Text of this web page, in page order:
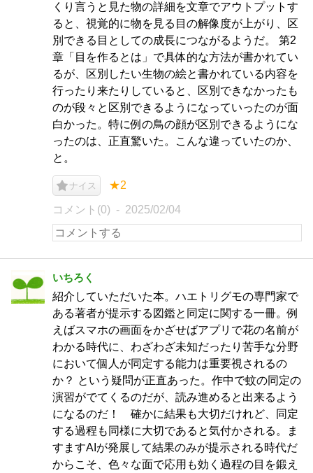
くり言うと見た物の詳細を文章でアウトプットす
ると、視覚的に物を見る目の解像度が上がり、区
別できる目としての成長につながるようだ。 第2
章「目を作るとは」で具体的な方法が書かれてい
るが、区別したい生物の絵と書かれている内容を
行ったり来たりしていると、区別できなかったも
のが段々と区別できるようになっていったのが面
白かった。特に例の鳥の顔が区別できるようにな
ったのは、正直驚いた。こんな違っていたのか、
と。
ナイス ★2
コメント(0) 2025/02/04
いちろく
紹介していただいた本。ハエトリグモの専門家で
ある著者が提示する図鑑と同定に関する一冊。例
えばスマホの画面をかざせばアプリで花の名前が
わかる時代に、わざわざ未知だったり苦手な分野
において個人が同定する能力は重要視されるの
か？ という疑問が正直あった。作中で蚊の同定の
演習がでてくるのだが、読み進めると出来るよう
になるのだ！ 確かに結果も大切だけれど、同定
する過程も同様に大切であると気付かされる。ま
すますAIが発展して結果のみが提示される時代だ
からこそ、色々な面で応用も効く過程の目を鍛え